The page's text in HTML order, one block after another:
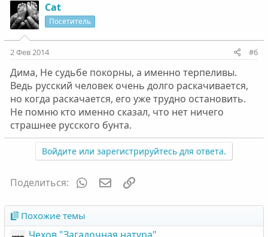
Cat
Посетитель
2 Фев 2014 #6
Дима, Не судьбе покорны, а именно терпеливы.
Ведь русский человек очень долго раскачивается,
но когда раскачается, его уже трудно остановить.
Не помню кто именно сказал, что нет ничего
страшнее русского бунта.
Войдите или зарегистрируйтесь для ответа.
Поделиться: WhatsAppЭлектронная почта
Похожие темы